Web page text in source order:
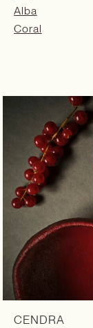
Alba
Coral
CENDRA